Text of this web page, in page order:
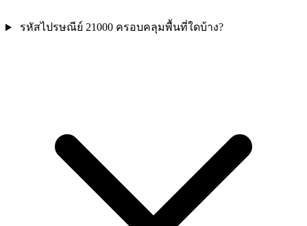
รหัสไปรษณีย์ 21000 ครอบคลุมพื้นที่ใดบ้าง?